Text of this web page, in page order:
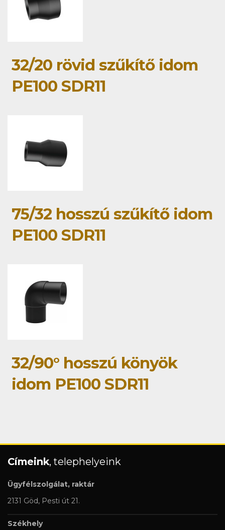
32/20 rövid szűkítő idom
PE100 SDR11
75/32 hosszú szűkítő idom
PE100 SDR11
32/90° hosszú könyök
idom PE100 SDR11
Címeink, telephelyeink
Ügyfélszolgálat, raktár
2131 Göd, Pesti út 21.
Székhely